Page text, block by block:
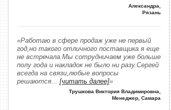
Александра
Рязань
«Работаю в сфере продаж уже не первый
год,но такого отличного поставщика я еще
не встречала.Мы сотрудничаем уже больше
полу года и накладок не было ни разу.Сергей
всегда на связи,любые вопросы
решаются... [читать далее]»
Трушкова Виктория Владимировна
Менеджер, Самара